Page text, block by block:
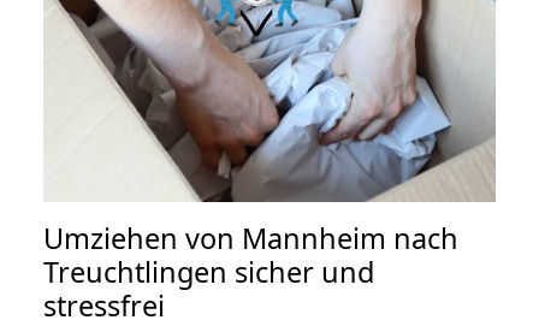
Umziehen von Mannheim nach
Treuchtlingen sicher und
stressfrei